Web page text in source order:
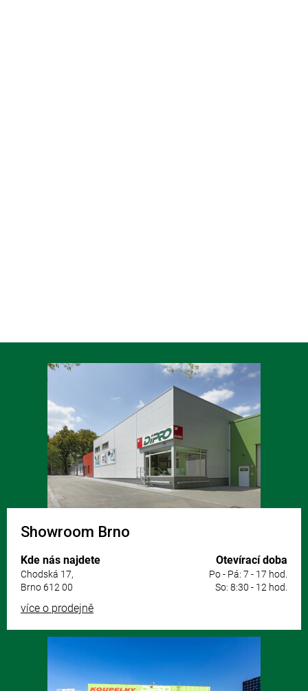
Showroom Brno
Kde nás najdete
Chodská 17,
Brno 612 00
Otevírací doba
Po - Pá: 7 - 17 hod.
So: 8:30 - 12 hod.
více o prodejně